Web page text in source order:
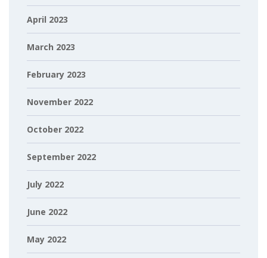
April 2023
March 2023
February 2023
November 2022
October 2022
September 2022
July 2022
June 2022
May 2022